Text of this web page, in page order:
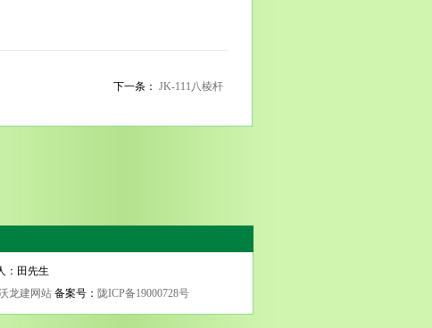
下一条： JK-111八棱杆
：田先生
龙建网站 备案号： 陇ICP备19000728号